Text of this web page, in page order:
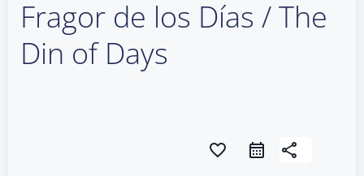
Fragor de los Días / The
Din of Days
favorite_border share